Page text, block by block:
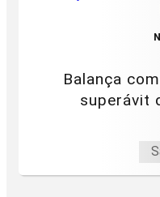
Balança
superávit